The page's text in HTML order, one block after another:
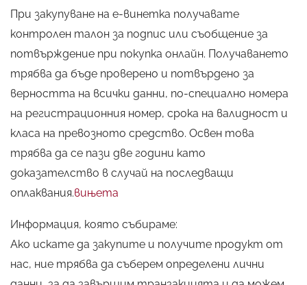
При закупуване на е-винетка получавате
контролен талон за подпис или съобщение за
потвърждение при покупка онлайн. Получаването
трябва да бъде проверено и потвърдено за
верността на всички данни, по-специално номера
на регистрационния номер, срока на валидност и
класа на превозното средство. Освен това
трябва да се пази две години като
доказателство в случай на последващи
оплаквания.вињета
Информация, която събираме:
Ако искате да закупите и получите продукт от
нас, ние трябва да съберем определени лични